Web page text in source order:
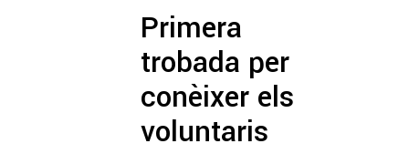
Primera
trobada per
conèixer els
voluntaris